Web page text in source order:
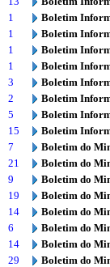
1
Boletim
1
Boletim
1
Boletim
1
Boletim
3
Boletim
2
Boletim
5
Boletim
15
Boletim
7
Boletim do
21
Boletim do
9
Boletim do
19
Boletim do
14
Boletim do
6
Boletim do
14
Boletim do
29
Boletim do